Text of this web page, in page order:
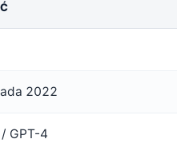
2022
GPT-4